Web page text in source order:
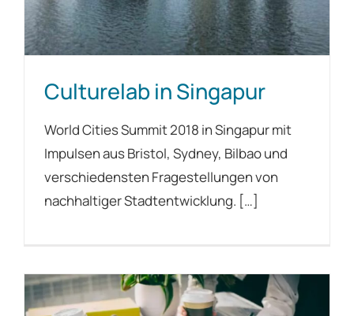
Culturelab in Singapur
World Cities Summit 2018 in Singapur mit
Impulsen aus Bristol, Sydney, Bilbao und
verschiedensten Fragestellungen von
nachhaltiger Stadtentwicklung. […]